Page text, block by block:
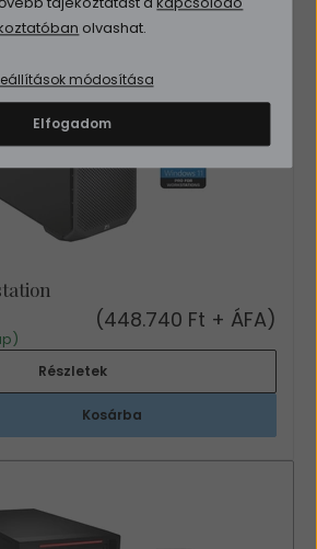
(448.740 Ft + ÁFA)
Részletek
Kosárba
olvashat.
módosítása
Elfogadom